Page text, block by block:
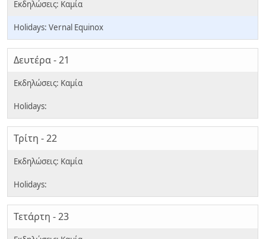
Vernal Equinox
Δευτέρα - 21
Τρίτη - 22
Τετάρτη - 23